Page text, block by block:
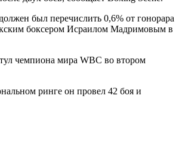
был перечислить 0,6% от гонорара
боксером Исраилом Мадримовым в
чемпиона мира WBC во втором
ринге он провел 42 боя и